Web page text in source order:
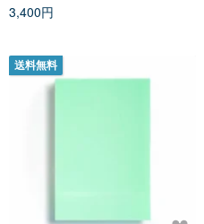
3,400円
送料無料